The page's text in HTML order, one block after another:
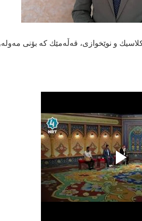
و نوێخوازی، قەڵەمێك كە بۆنی